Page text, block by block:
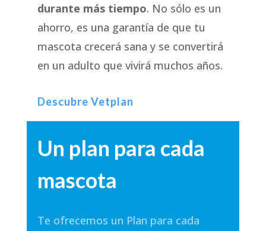
durante más tiempo. No sólo es un
ahorro, es una garantía de que tu
mascota crecerá sana y se convertirá
en un adulto que vivirá muchos años.
Descubre Vetplan
Un plan para cada
mascota
Te ofrecemos un Plan para cada